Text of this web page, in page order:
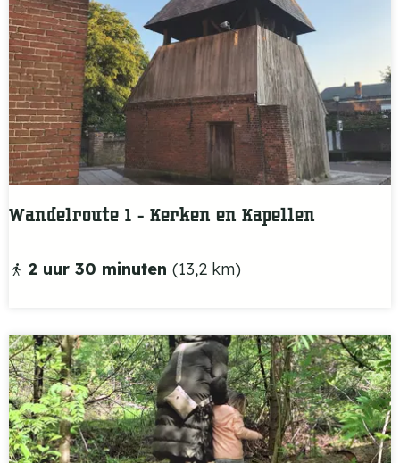
l
o
o
s
t
e
r
a
e
a
p
p
e
1
Wandelroute 1 - Kerken en Kapellen
W
d
e
l
r
o
2 uur 30 minuten (13,2 km)